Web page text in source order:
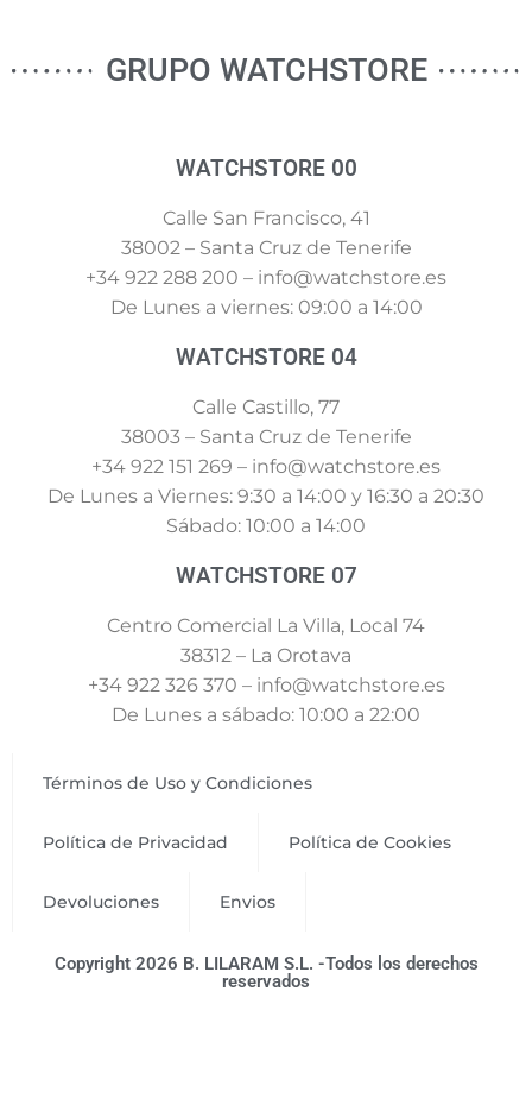
GRUPO WATCHSTORE
WATCHSTORE 00
Calle San Francisco, 41
38002 – Santa Cruz de Tenerife
+34 922 288 200 – info@watchstore.es
De Lunes a viernes: 09:00 a 14:00
WATCHSTORE 04
Calle Castillo, 77
38003 – Santa Cruz de Tenerife
+34 922 151 269 – info@watchstore.es
De Lunes a Viernes: 9:30 a 14:00 y 16:30 a 20:30
Sábado: 10:00 a 14:00
WATCHSTORE 07
Centro Comercial La Villa, Local 74
38312 – La Orotava
+34 922 326 370 – info@watchstore.es
De Lunes a sábado: 10:00 a 22:00
Términos de Uso y Condiciones
Política de Privacidad Política de Cookies
Devoluciones Envios
Copyright 2026 B. LILARAM S.L. -Todos los derechos
reservados